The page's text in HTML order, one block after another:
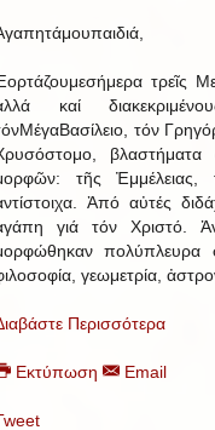
τρεῖς
καί
τόν
βλαστήματα
τῆς Ἐμμέλειας,
Ἀπό αὐτές
γιά τόν Χριστό.
πολύπλευρα
γεωμετρία,
Περισσότερα
Εκτύπωση Email